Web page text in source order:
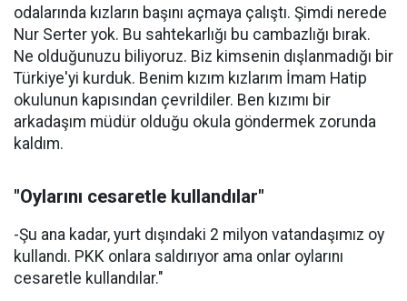
odalarında kızların başını açmaya çalıştı. Şimdi nerede
Nur Serter yok. Bu sahtekarlığı bu cambazlığı bırak.
Ne olduğunuzu biliyoruz. Biz kimsenin dışlanmadığı bir
Türkiye'yi kurduk. Benim kızım kızlarım İmam Hatip
okulunun kapısından çevrildiler. Ben kızımı bir
arkadaşım müdür olduğu okula göndermek zorunda
kaldım.
"Oylarını cesaretle kullandılar"
-Şu ana kadar, yurt dışındaki 2 milyon vatandaşımız oy
kullandı. PKK onlara saldırıyor ama onlar oylarını
cesaretle kullandılar."